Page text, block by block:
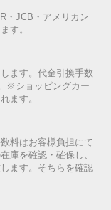
・JCB・アメリカン
す。
ます。代金引換手数
※ショッピングカー
ます。
料はお客様負担にて
庫を確認・確保し、
ます。そちらを確認